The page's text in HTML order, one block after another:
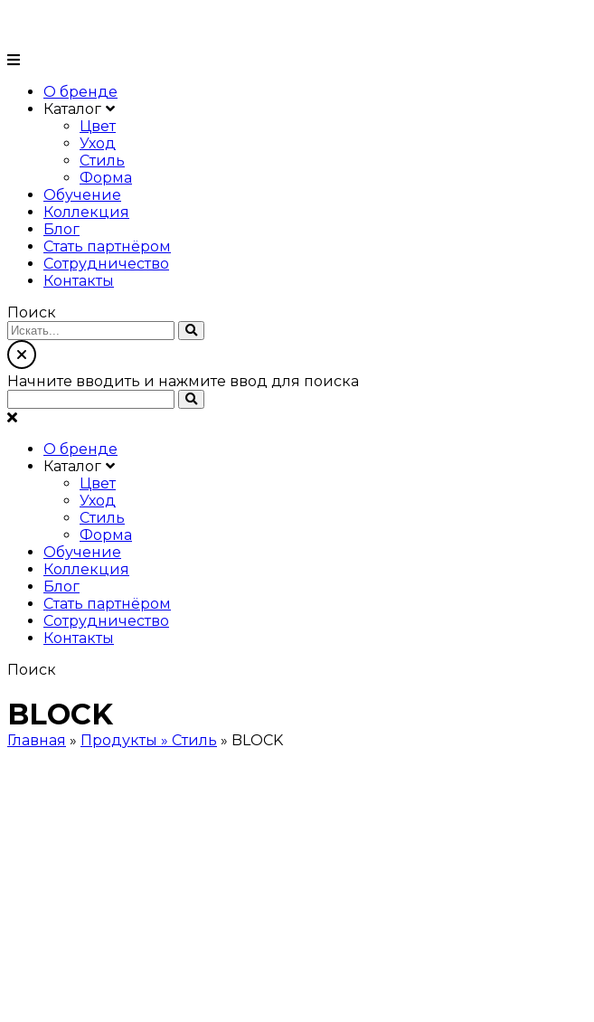
О бренде
Каталог
Цвет
Уход
Стиль
Форма
Обучение
Коллекция
Блог
Стать партнёром
Сотрудничество
Контакты
Поиск
Начните вводить и нажмите ввод для поиска
О бренде
Каталог
Цвет
Уход
Стиль
Форма
Обучение
Коллекция
Блог
Стать партнёром
Сотрудничество
Контакты
Поиск
BLOCK
Главная » Продукты » Стиль » BLOCK